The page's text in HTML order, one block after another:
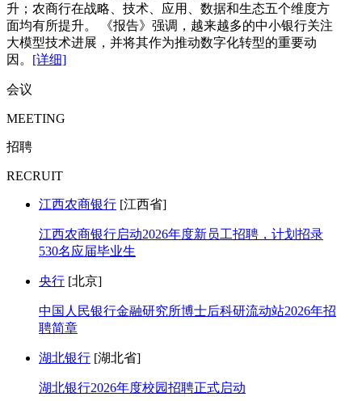
升；农商行在战略、技术、应用、数据和生态五个维度方
面均有所提升。 《报告》强调，越来越多的中小银行关注
大模型技术进展，并将其作为推动数字化转型的重要动
因。 [详细]
会议
MEETING
招聘
RECRUIT
江西农商银行 [江西省]
江西农商银行启动2026年度新员工招聘，计划招录
530名应届毕业生
央行 [北京]
中国人民银行金融研究所博士后科研流动站2026年招
聘简章
湖北银行 [湖北省]
湖北银行2026年度校园招聘正式启动